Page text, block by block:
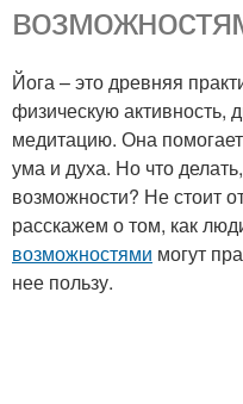
Йога – это древняя
физическую активность,
медитацию. Она
ума и духа. Но что
возможности? Не стоит
расскажем о том, как
возможностями могут
нее пользу.